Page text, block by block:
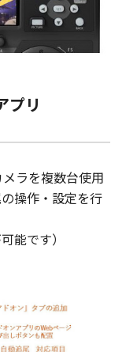
プリ
ラを複数台使用
操作・設定を行
能です）